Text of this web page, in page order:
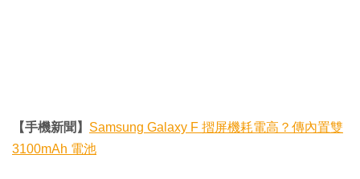
【手機新聞】 Samsung Galaxy F 摺屏機耗電高？傳內置雙
3100mAh 電池